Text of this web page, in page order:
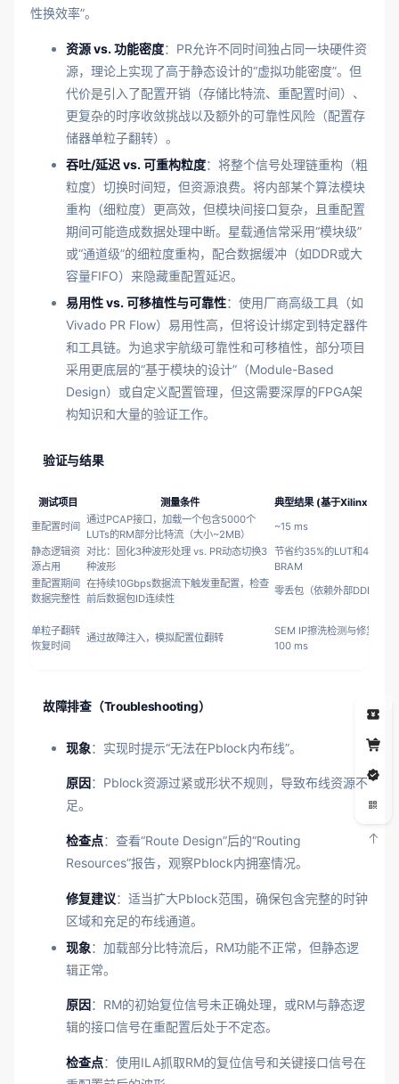
性换效率”。
资源 vs. 功能密度：PR允许不同时间独占同一块硬件资
源，理论上实现了高于静态设计的“虚拟功能密度”。但
代价是引入了配置开销（存储比特流、重配置时间）、
更复杂的时序收敛挑战以及额外的可靠性风险（配置存
储器单粒子翻转）。
吞吐/延迟 vs. 可重构粒度：将整个信号处理链重构（粗
粒度）切换时间短，但资源浪费。将内部某个算法模块
重构（细粒度）更高效，但模块间接口复杂，且重配置
期间可能造成数据处理中断。星载通信常采用“模块级”
或“通道级”的细粒度重构，配合数据缓冲（如DDR或大
容量FIFO）来隐藏重配置延迟。
易用性 vs. 可移植性与可靠性：使用厂商高级工具（如
Vivado PR Flow）易用性高，但将设计绑定到特定器件
和工具链。为追求宇航级可靠性和可移植性，部分项目
采用更底层的“基于模块的设计”（Module-Based
Design）或自定义配置管理，但这需要深厚的FPGA架
构知识和大量的验证工作。
验证与结果
测试项目 测量条件
典型结果 (基于Xilinx
重配置时间
通过PCAP接口，加载一个包含5000个
LUTs的RM部分比特流（大小~2MB）
~15 ms
静态逻辑资
源占用
对比：固化3种波形处理 vs. PR动态切换3
种波形
节省约35%的LUT和40%的
BRAM
重配置期间
数据完整性
在持续10Gbps数据流下触发重配置，检查
前后数据包ID连续性
零丢包（依赖外部DDR缓冲
单粒子翻转
恢复时间
通过故障注入，模拟配置位翻转
SEM IP擦洗检测与修复周期
100 ms
故障排查（Troubleshooting）
现象：实现时提示“无法在Pblock内布线”。
原因：Pblock资源过紧或形状不规则，导致布线资源不
足。
检查点：查看“Route Design”后的“Routing
Resources”报告，观察Pblock内拥塞情况。
修复建议：适当扩大Pblock范围，确保包含完整的时钟
区域和充足的布线通道。
现象：加载部分比特流后，RM功能不正常，但静态逻
辑正常。
原因：RM的初始复位信号未正确处理，或RM与静态逻
辑的接口信号在重配置后处于不定态。
检查点：使用ILA抓取RM的复位信号和关键接口信号在